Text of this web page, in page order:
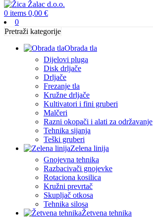
0 items 0,00 €
0
Pretraži kategorije
Obrada tla
Dijelovi pluga
Disk drljače
Drljače
Frezanje tla
Kružne drljače
Kultivatori i fini gruberi
Malčeri
Razni okopači i alati za održavanje
Tehnika sijanja
Teški gruberi
Zelena linija
Gnojevna tehnika
Razbacivači gnojevke
Rotaciona kosilica
Kružni prevrtač
Skupljač otkosa
Tehnika silosa
Žetvena tehnika